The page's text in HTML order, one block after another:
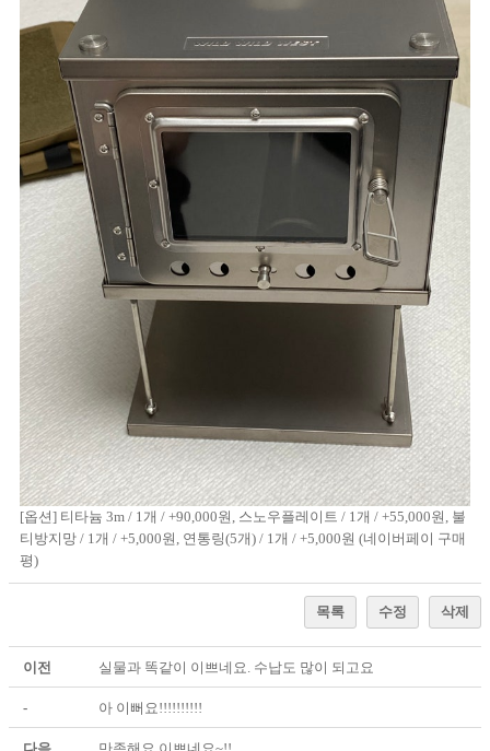
[옵션] 티타늄 3m / 1개 / +90,000원, 스노우플레이트 / 1개 / +55,000원, 불
티방지망 / 1개 / +5,000원, 연통링(5개) / 1개 / +5,000원 (네이버페이 구매
평)
목록 수정 삭제
이전 실물과 똑같이 이쁘네요. 수납도 많이 되고요
- 아 이뻐요!!!!!!!!!!